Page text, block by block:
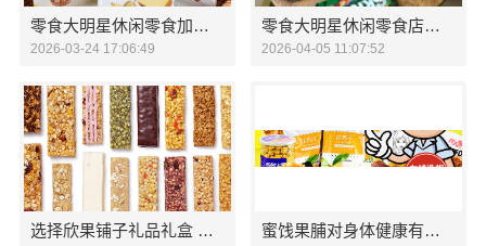
零食大明星休闲零食加盟火爆全国
2026-03-24 17:06:49
零食大明星休闲零食店火爆全国市场
2026-04-05 11:07:52
选择欣果铺子礼品礼盒 千元限时火爆招商 蜜饯果脯对身体健康有什么影响吗